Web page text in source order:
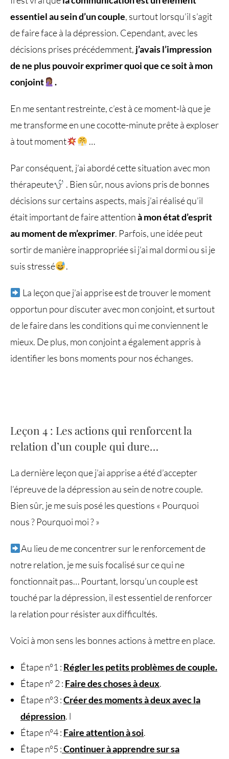
essentiel au sein d’un couple, surtout lorsqu’il s’agit
de faire face à la dépression. Cependant, avec les
décisions prises précédemment, j’avais l’impression
de ne plus pouvoir exprimer quoi que ce soit à mon
conjoint
.
En me sentant restreinte, c’est à ce moment-là que je
me transforme en une cocotte-minute prête à exploser
à tout moment
…
Par conséquent, j’ai abordé cette situation avec mon
thérapeute
. Bien sûr, nous avions pris de bonnes
décisions sur certains aspects, mais j’ai réalisé qu’il
était important de faire attentionà mon état d’esprit
au moment de m’exprimer. Parfois, une idée peut
sortir de manière inappropriée si j’ai mal dormi ou si je
suis stressé
.
La leçon que j’ai apprise est de trouver le moment
opportun pour discuter avec mon conjoint, et surtout
de le faire dans les conditions qui me conviennent le
mieux. De plus, mon conjoint a également appris à
identifier les bons moments pour nos échanges.
Leçon 4 : Les actions qui renforcent la
relation d’un couple qui dure…
La dernière leçon que j’ai apprise a été d’accepter
l’épreuve de la dépression au sein de notre couple.
Bien sûr, je me suis posé les questions « Pourquoi
nous ? Pourquoi moi ? »
Au lieu de me concentrer sur le renforcement de
notre relation, je me suis focalisé sur ce qui ne
fonctionnait pas… Pourtant, lorsqu’un couple est
touché par la dépression, il est essentiel de renforcer
la relation pour résister aux difficultés.
Voici à mon sens les bonnes actions à mettre en place.
Étape n°1 : Régler les petits problèmes de couple.
Étape n° 2 : Faire des choses à deux.
Étape n°3 :Créer des moments à deux avec la
dépression. l
Étape n°4 : Faire attention à soi.
Étape n°5 :Continuer à apprendre sur sa